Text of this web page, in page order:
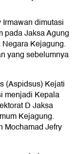
dimutasi
pada Jaksa Agung
Kejagung.
yang sebelumnya
(Aspidsus) Kejati
menjadi Kepala
D Jaksa
Kejagung.
Mochamad Jefry